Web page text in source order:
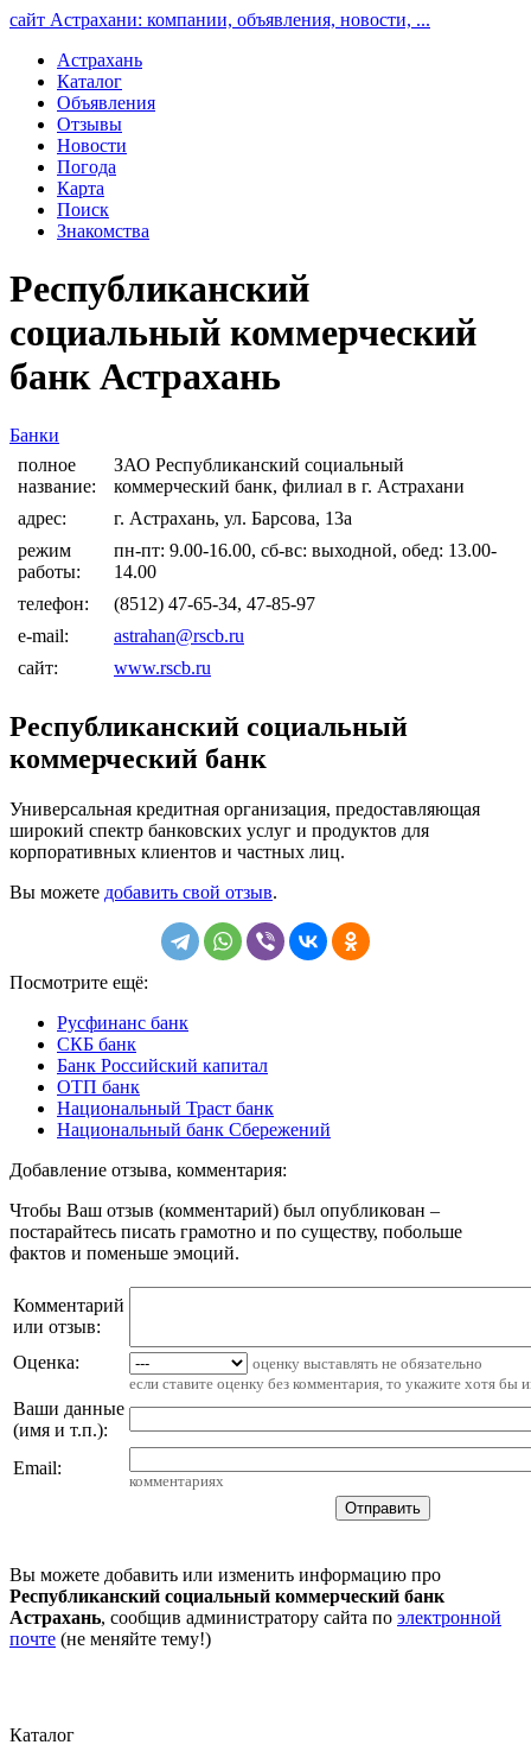
сайт Астрахани: компании, объявления, новости, ...
Астрахань
Каталог
Объявления
Отзывы
Новости
Погода
Карта
Поиск
Знакомства
Республиканский
социальный коммерческий
банк Астрахань
Банки
полное
название:
ЗАО Республиканский социальный
коммерческий банк, филиал в г. Астрахани
адрес:
г. Астрахань, ул. Барсова, 13а
режим
работы:
пн-пт: 9.00-16.00, сб-вс: выходной, обед: 13.00-
14.00
телефон:
(8512) 47-65-34, 47-85-97
e-mail:
astrahan@rscb.ru
сайт:
www.rscb.ru
Республиканский социальный
коммерческий банк
Универсальная кредитная организация, предоставляющая
широкий спектр банковских услуг и продуктов для
корпоративных клиентов и частных лиц.
Вы можете добавить свой отзыв.
Посмотрите ещё:
Русфинанс банк
СКБ банк
Банк Российский капитал
ОТП банк
Национальный Траст банк
Национальный банк Сбережений
Добавление отзыва, комментария:
Чтобы Ваш отзыв (комментарий) был опубликован –
постарайтесь писать грамотно и по существу, побольше
фактов и поменьше эмоций.
Комментарий
или отзыв:
Оценка:
оценку выставлять не обязательно
если ставите оценку без комментария, то укажите хотя бы
Ваши данные
(имя и т.п.):
Email:
комментариях
Вы можете добавить или изменить информацию про
Республиканский социальный коммерческий банк
Астрахань, сообщив администратору сайта по электронной
почте (не меняйте тему!)
Каталог